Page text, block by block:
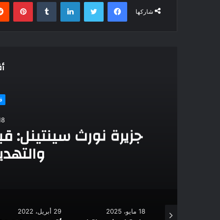
شاركها
18
جزيرة نورث سينتينل:
18 مايو، 2025 29 أبريل، 2022